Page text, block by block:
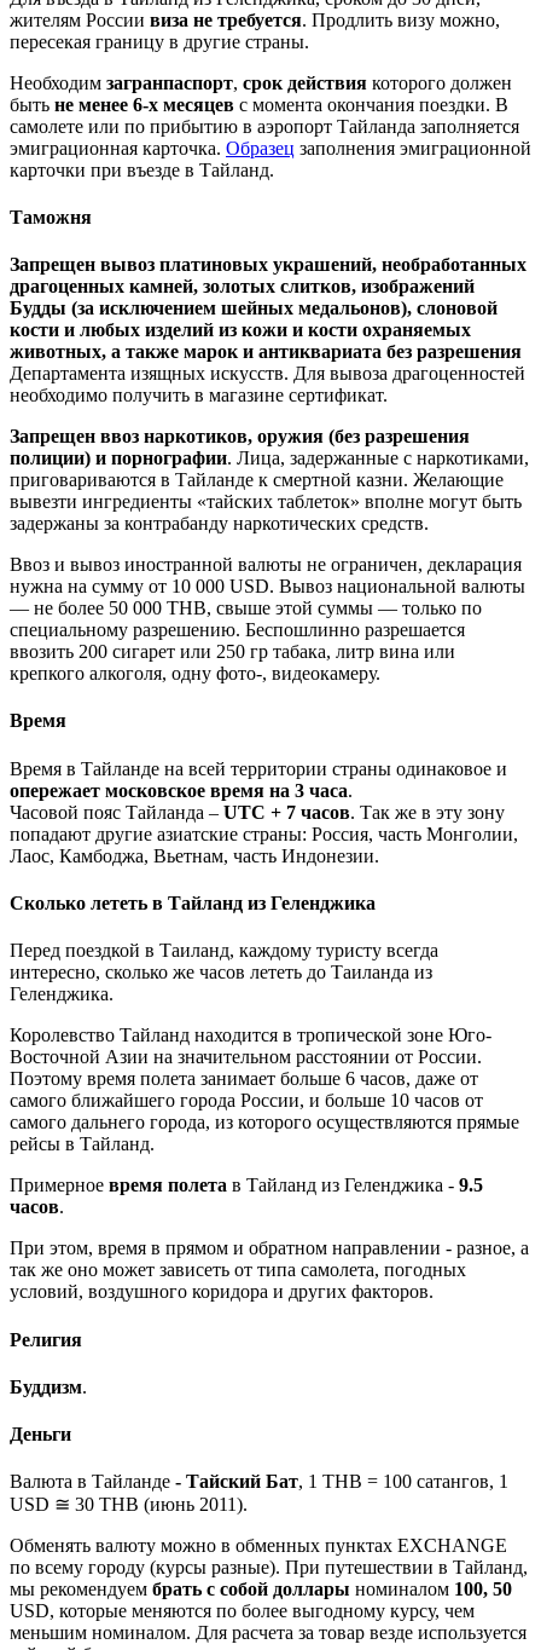
жителям России виза не требуется. Продлить визу можно,
пересекая границу в другие страны.
Необходим загранпаспорт, срок действия которого должен
быть не менее 6-х месяцев с момента окончания поездки. В
самолете или по прибытию в аэропорт Тайланда заполняется
эмиграционная карточка. Образец заполнения эмиграционной
карточки при въезде в Тайланд.
Таможня
Запрещен вывоз платиновых украшений, необработанных
драгоценных камней, золотых слитков, изображений
Будды (за исключением шейных медальонов), слоновой
кости и любых изделий из кожи и кости охраняемых
животных, а также марок и антиквариата без разрешения
Департамента изящных искусств. Для вывоза драгоценностей
необходимо получить в магазине сертификат.
Запрещен ввоз наркотиков, оружия (без разрешения
полиции) и порнографии. Лица, задержанные с наркотиками,
приговариваются в Тайланде к смертной казни. Желающие
вывезти ингредиенты «тайских таблеток» вполне могут быть
задержаны за контрабанду наркотических средств.
Ввоз и вывоз иностранной валюты не ограничен, декларация
нужна на сумму от 10 000 USD. Вывоз национальной валюты
— не более 50 000 THB, свыше этой суммы — только по
специальному разрешению. Беспошлинно разрешается
ввозить 200 сигарет или 250 гр табака, литр вина или
крепкого алкоголя, одну фото-, видеокамеру.
Время
Время в Тайланде на всей территории страны одинаковое и
опережает московское время на 3 часа.
Часовой пояс Тайланда – UTC + 7 часов. Так же в эту зону
попадают другие азиатские страны: Россия, часть Монголии,
Лаос, Камбоджа, Вьетнам, часть Индонезии.
Сколько лететь в Тайланд из Геленджика
Перед поездкой в Таиланд, каждому туристу всегда
интересно, сколько же часов лететь до Таиланда из
Геленджика.
Королевство Тайланд находится в тропической зоне Юго-
Восточной Азии на значительном расстоянии от России.
Поэтому время полета занимает больше 6 часов, даже от
самого ближайшего города России, и больше 10 часов от
самого дальнего города, из которого осуществляются прямые
рейсы в Тайланд.
Примерное время полета в Тайланд из Геленджика - 9.5
часов.
При этом, время в прямом и обратном направлении - разное, а
так же оно может зависеть от типа самолета, погодных
условий, воздушного коридора и других факторов.
Религия
Буддизм.
Деньги
Валюта в Тайланде - Тайский Бат, 1 THB = 100 сатангов, 1
USD ≅ 30 THB (июнь 2011).
Обменять валюту можно в обменных пунктах EXCHANGE
по всему городу (курсы разные). При путешествии в Тайланд,
мы рекомендуем брать с собой доллары номиналом 100, 50
USD, которые меняются по более выгодному курсу, чем
меньшим номиналом. Для расчета за товар везде используется